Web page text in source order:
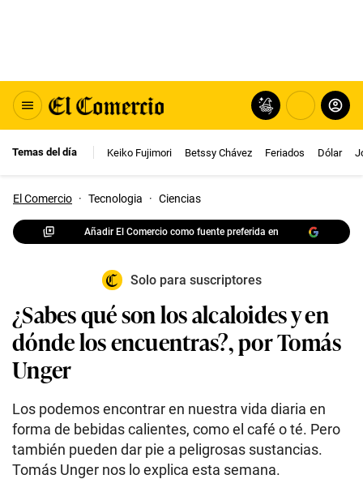
Temas del día Keiko Fujimori Betssy Chávez Feriados Dólar
El Comercio · Tecnologia · Ciencias
Añadir El Comercio como fuente preferida en
Solo para suscriptores
¿Sabes qué son los alcaloides y en
dónde los encuentras?, por Tomás
Unger
Los podemos encontrar en nuestra vida diaria en
forma de bebidas calientes, como el café o té. Pero
también pueden dar pie a peligrosas sustancias.
Tomás Unger nos lo explica esta semana.